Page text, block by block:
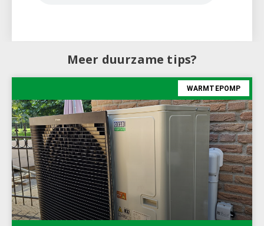
Meer duurzame tips?
WARMTEPOMP